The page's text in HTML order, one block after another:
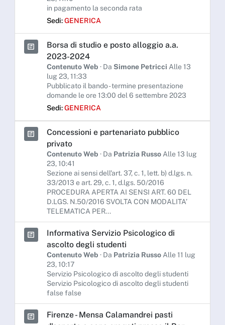
in pagamento la seconda rata
Sedi:GENERICA
Borsa di studio e posto alloggio a.a.
2023-2024
Contenuto Web · Da Simone Petricci Alle 13
lug 23, 11:33
Pubblicato il bando - termine presentazione
domande le ore 13:00 del 6 settembre 2023
Sedi:GENERICA
Concessioni e partenariato pubblico
privato
Contenuto Web · Da Patrizia Russo Alle 13 lug
23, 10:41
Sezione ai sensi dell'art. 37, c. 1, lett. b) d.lgs. n.
33/2013 e art. 29, c. 1, d.lgs. 50/2016
PROCEDURA APERTA AI SENSI ART. 60 DEL
D.LGS. N.50/2016 SVOLTA CON MODALITA’
TELEMATICA PER...
Informativa Servizio Psicologico di
ascolto degli studenti
Contenuto Web · Da Patrizia Russo Alle 11 lug
23, 10:17
Servizio Psicologico di ascolto degli studenti
Servizio Psicologico di ascolto degli studenti
false false
Firenze - Mensa Calamandrei pasti